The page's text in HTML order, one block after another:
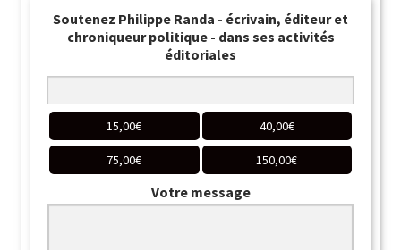
Soutenez Philippe Randa - écrivain, éditeur et
chroniqueur politique - dans ses activités
éditoriales
15,00€ 40,00€
75,00€ 150,00€
Votre message